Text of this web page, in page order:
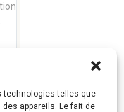
technologies telles que
appareils. Le fait de